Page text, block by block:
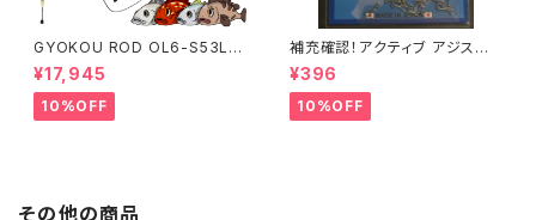
GYOKOU ROD OL6-S53L
【おり釣具×レベロク】漁港ロッ
ド
¥17,945
10%OFF
補充確認！アクティブ アジスナッ
プ (22個入り) 各サイズ
¥396
10%OFF
その他の商品